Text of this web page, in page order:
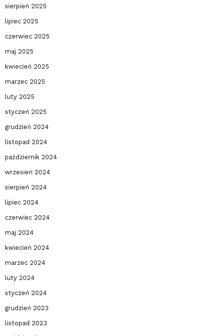
sierpień 2025
lipiec 2025
czerwiec 2025
maj 2025
kwiecień 2025
marzec 2025
luty 2025
styczeń 2025
grudzień 2024
listopad 2024
październik 2024
wrzesień 2024
sierpień 2024
lipiec 2024
czerwiec 2024
maj 2024
kwiecień 2024
marzec 2024
luty 2024
styczeń 2024
grudzień 2023
listopad 2023